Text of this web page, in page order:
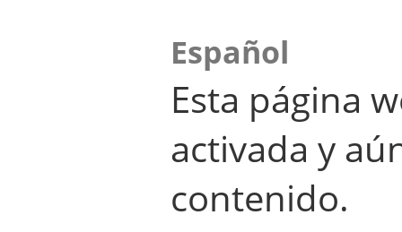
Español
Esta página
activada y
contenido.